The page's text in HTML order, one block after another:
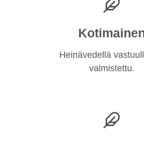
Heinävedellä
valmistettu.